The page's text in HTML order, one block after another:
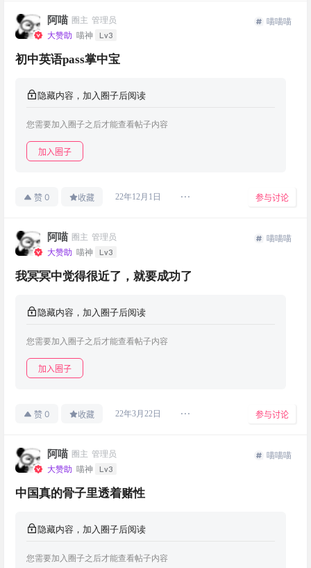
阿喵 圈主 管理员
大赞助 喵神 Lv3
喵喵喵
初中英语pass掌中宝
隐藏内容，加入圈子后阅读
您需要加入圈子之后才能查看帖子内容
加入圈子
赞 0 收藏 22年12月1日 参与讨论
阿喵 圈主 管理员
大赞助 喵神 Lv3
喵喵喵
我冥冥中觉得很近了，就要成功了
隐藏内容，加入圈子后阅读
您需要加入圈子之后才能查看帖子内容
加入圈子
赞 0 收藏 22年3月22日 参与讨论
阿喵 圈主 管理员
大赞助 喵神 Lv3
喵喵喵
中国真的骨子里透着赌性
隐藏内容，加入圈子后阅读
您需要加入圈子之后才能查看帖子内容